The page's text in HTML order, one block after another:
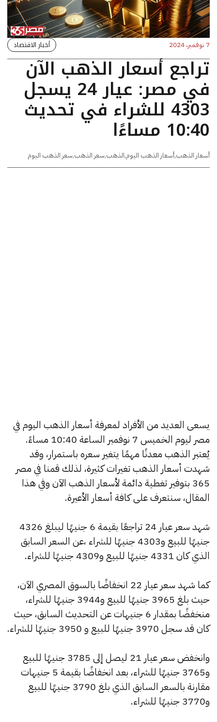
7 نوفمبر، 2024 أخبار الاقتصاد
تراجع أسعار الذهب الآن
في مصر: عيار 24 يسجل
4303 للشراء في تحديث
10:40 مساءًا
أسعار الذهب,أسعار الذهب اليوم,الذهب,سعر الذهب,سعر الذهب اليوم
يسعى العديد من الأفراد لمعرفة أسعار الذهب اليوم في
مصر ليوم الخميس 7 نوفمبر الساعة 10:40 مساءً.
يُعتبر الذهب معدنًا مهمًا يتغير سعره باستمرار، وقد
شهدت أسعار الذهب تغيرات كثيرة، لذلك قمنا في مصر
365 بتوفير تغطية دائمة لأسعار الذهب الآن وفي هذا
المقال، سنتعرف على كافة أسعار الأعيرة.
شهد سعر عيار 24 تراجعًا بقيمة 6 جنيهًا ليبلغ 4326
جنيهًا للبيع و4303 جنيهًا للشراء ،عن السعر السابق
الذي كان 4331 جنيهًا للبيع و4309 جنيهًا للشراء.
كما شهد سعر عيار 22 انخفاضًا بالسوق المصري الآن،
حيث بلغ 3965 جنيهًا للبيع و3944 جنيهًا للشراء،
منخفضًا بمقدار 6 جنيهات عن التحديث السابق، حيث
كان قد سجل 3970 جنيهًا للبيع و 3950 جنيهًا للشراء.
وانخفض سعر عيار 21 ليصل إلى 3785 جنيهًا للبيع
و3765 جنيهًا للشراء، بعد انخفاضًا بقيمة 5 جنيهات
مقارنة بالسعر السابق الذي بلغ 3790 جنيهًا للبيع
و3770 جنيهًا للشراء.